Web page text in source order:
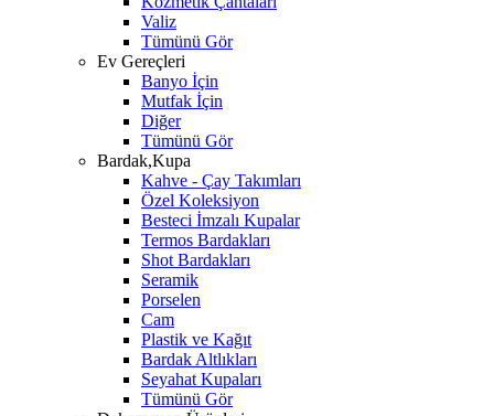
Valiz
Tümünü Gör
Ev Gereçleri
Banyo İçin
Mutfak İçin
Diğer
Tümünü Gör
Bardak,Kupa
Kahve - Çay Takımları
Özel Koleksiyon
Besteci İmzalı Kupalar
Termos Bardakları
Shot Bardakları
Seramik
Porselen
Cam
Plastik ve Kağıt
Bardak Altlıkları
Seyahat Kupaları
Tümünü Gör